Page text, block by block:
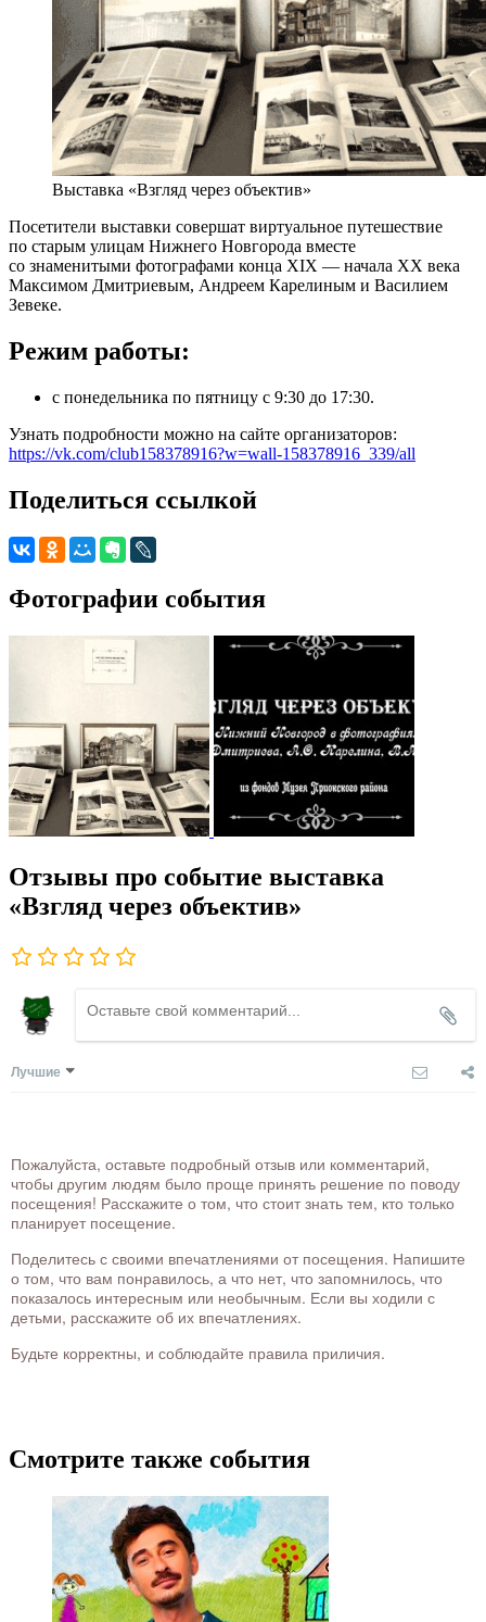
Выставка «Взгляд через объектив»
Посетители выставки совершат виртуальное путешествие
по старым улицам Нижнего Новгорода вместе
со знаменитыми фотографами конца XIX — начала XX века
Максимом Дмитриевым, Андреем Карелиным и Василием
Зевеке.
Режим работы:
с понедельника по пятницу с 9:30 до 17:30.
Узнать подробности можно на сайте организаторов:
https://vk.com/club158378916?w=wall-158378916_339/all
Поделиться ссылкой
Фотографии события
Отзывы про событие выставка
«Взгляд через объектив»
Лучшие
Пожалуйста, оставьте подробный отзыв или комментарий,
чтобы другим людям было проще принять решение по поводу
посещения! Расскажите о том, что стоит знать тем, кто только
планирует посещение.
Поделитесь с своими впечатлениями от посещения. Напишите
о том, что вам понравилось, а что нет, что запомнилось, что
показалось интересным или необычным. Если вы ходили с
детьми, расскажите об их впечатлениях.
Будьте корректны, и соблюдайте правила приличия.
Смотрите также события